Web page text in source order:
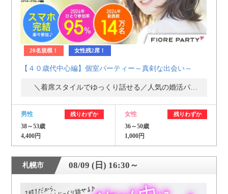
20名規模！ 女性残2席！
【４０歳代中心編】個室パーティー～真剣な出会い～
＼着席スタイルでゆっくり話せる／人気の婚活パーティー・街コン
男性 残りわずか
38～53歳
4,400円
女性 残りわずか
36～50歳
1,000円
札幌市 08/09 (日) 16:30～